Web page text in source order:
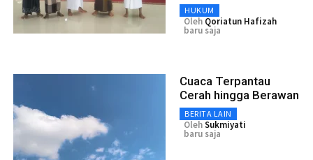
HUKUM
Oleh Qoriatun Hafizah
baru saja
Cuaca Terpantau
Cerah hingga Berawan
BERITA LAIN
OlehSukmiyati
baru saja